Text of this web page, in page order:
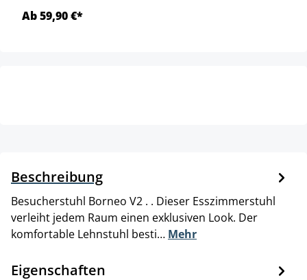
Ab 59,90 €*
Beschreibung
Besucherstuhl Borneo V2 . . Dieser Esszimmerstuhl
verleiht jedem Raum einen exklusiven Look. Der
komfortable Lehnstuhl besti… Mehr
Eigenschaften